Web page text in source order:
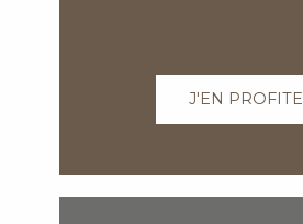
J'EN PROFITE